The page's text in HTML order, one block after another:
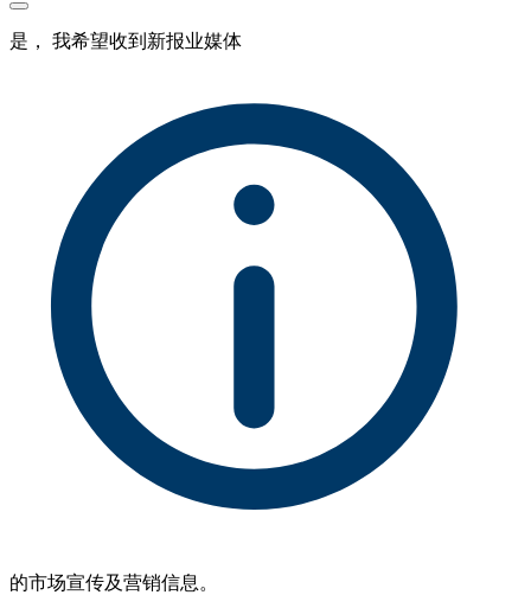
是， 我希望收到新报业媒体
的市场宣传及营销信息。